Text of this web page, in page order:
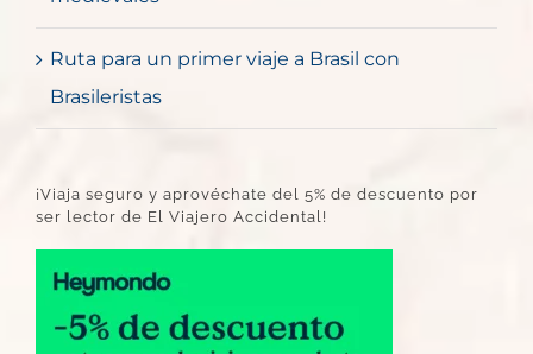
Ruta para un primer viaje a Brasil con
Brasileristas
¡Viaja seguro y aprovéchate del 5% de descuento por
ser lector de El Viajero Accidental!